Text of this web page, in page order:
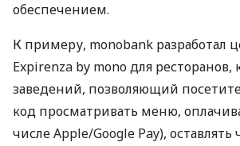
обеспечением.
К примеру, monobank разработал
Expirenza by mono для ресторанов,
заведений, позволяющий
код просматривать меню,
числе Apple/Google Pay), оставлять